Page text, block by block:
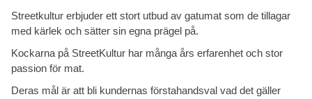
Streetkultur erbjuder ett stort utbud av gatumat som de tillagar
med kärlek och sätter sin egna prägel på.
Kockarna på StreetKultur har många års erfarenhet och stor
passion för mat.
Deras mål är att bli kundernas förstahandsval vad det gäller